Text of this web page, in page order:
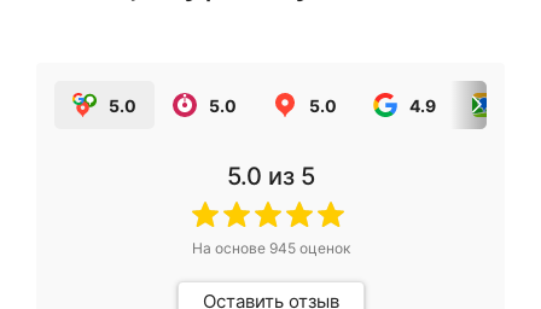
5.0 5.0 5.0 4.9
5.0 из 5
На основе 945оценок
Оставить отзыв